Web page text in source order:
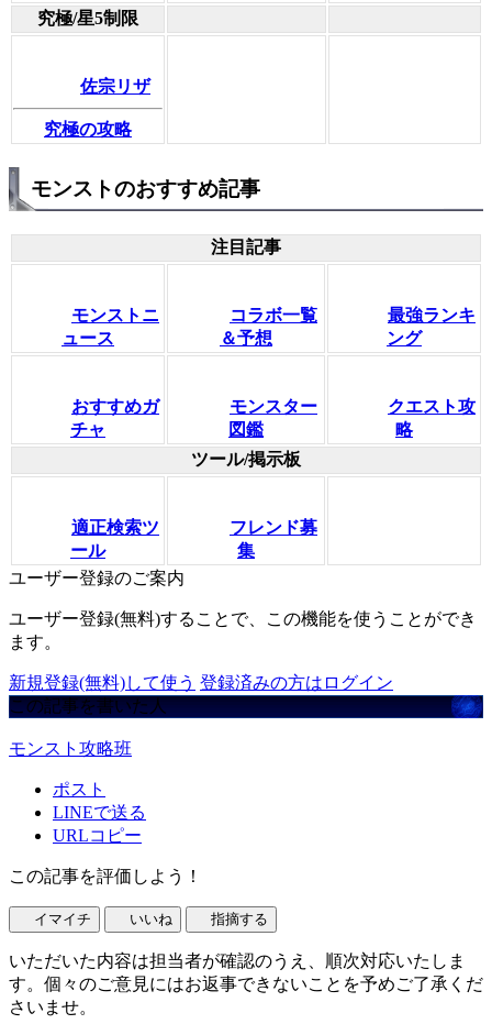
究極/星5制限
佐宗リザ
究極の攻略
モンストのおすすめ記事
注目記事
モンストニ
ュース
コラボ一覧
＆予想
最強ランキ
ング
おすすめガ
チャ
モンスター
図鑑
クエスト攻
略
ツール/掲示板
適正検索ツ
ール
フレンド募
集
ユーザー登録のご案内
ユーザー登録(無料)することで、この機能を使うことができ
ます。
新規登録(無料)して使う 登録済みの方はログイン
この記事を書いた人
モンスト攻略班
ポスト
LINEで送る
URLコピー
この記事を評価しよう！
イマイチ いいね 指摘する
いただいた内容は担当者が確認のうえ、順次対応いたしま
す。個々のご意見にはお返事できないことを予めご了承くだ
さいませ。